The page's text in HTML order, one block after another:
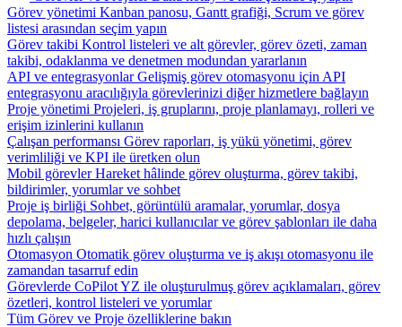
Görev yönetimi Kanban panosu, Gantt grafiği, Scrum ve görev
listesi arasından seçim yapın
Görev takibi Kontrol listeleri ve alt görevler, görev özeti, zaman
takibi, odaklanma ve denetmen modundan yararlanın
API ve entegrasyonlar Gelişmiş görev otomasyonu için API
entegrasyonu aracılığıyla görevlerinizi diğer hizmetlere bağlayın
Proje yönetimi Projeleri, iş gruplarını, proje planlamayı, rolleri ve
erişim izinlerini kullanın
Çalışan performansı Görev raporları, iş yükü yönetimi, görev
verimliliği ve KPI ile üretken olun
Mobil görevler Hareket hâlinde görev oluşturma, görev takibi,
bildirimler, yorumlar ve sohbet
Proje iş birliği Sohbet, görüntülü aramalar, yorumlar, dosya
depolama, belgeler, harici kullanıcılar ve görev şablonları ile daha
hızlı çalışın
Otomasyon Otomatik görev oluşturma ve iş akışı otomasyonu ile
zamandan tasarruf edin
Görevlerde CoPilotYZ ile oluşturulmuş görev açıklamaları, görev
özetleri, kontrol listeleri ve yorumlar
Tüm Görev ve Proje özelliklerine bakın